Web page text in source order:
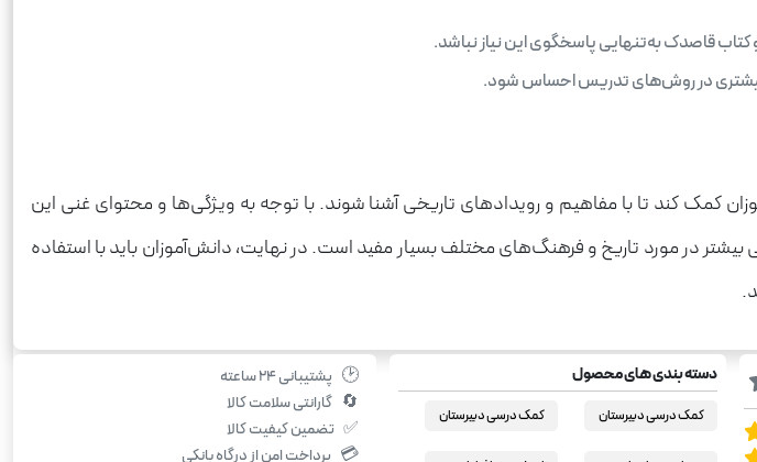
کتاب قاصدک به‌تنهایی پاسخگوی این نیاز نباشد.
بیشتری در روش‌های تدریس احساس شود.
کمک کند تا با مفاهیم و رویدادهای تاریخی آشنا شوند. با توجه به ویژگی‌ها و محتوای غنی این
در مورد تاریخ و فرهنگ‌های مختلف بسیار مفید است. در نهایت، دانش‌آموزان باید با استفاده
دسته بندی های محصول
کمک درسی دبیرستان کمک درسی دبیرستان
🕑 پشتیبانی ۲۴ ساعته
🔄 گارانتی سلامت کالا
✅ تضمین کیفیت کالا
💳 پرداخت امن از درگاه بانکی